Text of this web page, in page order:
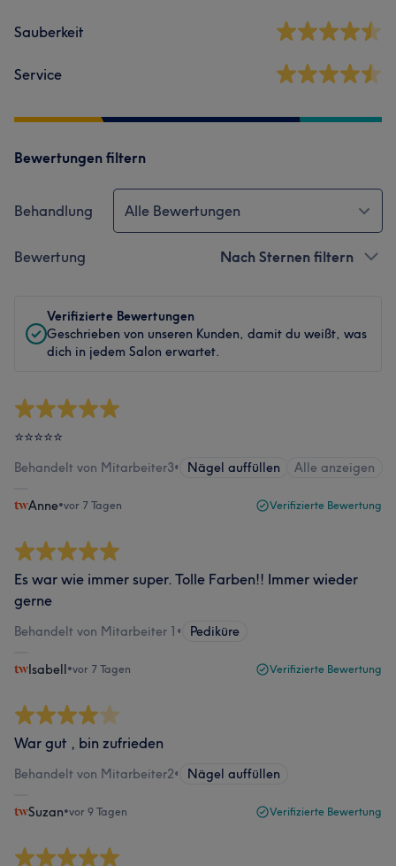
Sauberkeit
Service
Bewertungen filtern
Behandlung Alle Bewertungen
Bewertung Nach Sternen filtern
Verifizierte Bewertungen
Geschrieben von unseren Kunden, damit du weißt, was
dich in jedem Salon erwartet.
⭐️⭐️⭐️⭐️⭐️
Behandelt von Mitarbeiter3• Nägel auffüllen Alle anzeigen
Anne•vor 7 Tagen Verifizierte Bewertung
Es war wie immer super. Tolle Farben!! Immer wieder
gerne
Behandelt von Mitarbeiter 1 • Pediküre
Isabell•vor 7 Tagen Verifizierte Bewertung
War gut , bin zufrieden
Behandelt von Mitarbeiter2• Nägel auffüllen
Suzan•vor 9 Tagen Verifizierte Bewertung